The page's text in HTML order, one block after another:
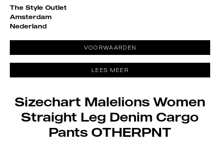
The Style Outlet
Amsterdam
Nederland
VOORWAARDEN
LEES MEER
Sizechart Malelions Women
Straight Leg Denim Cargo
Pants OTHERPNT